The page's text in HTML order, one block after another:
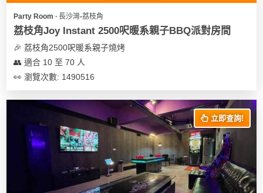
遊
艇
出
Party Room ∙ 長沙灣-荔枝角
荔枝角Joy Instant 2500呎暖系親子BBQ派對房間
🎉 荔枝角2500呎暖系親子燒烤
👥 適合 10 至 70 人
👀 瀏覽次數: 1490516
立即查詢!